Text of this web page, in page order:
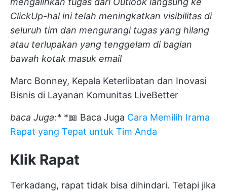
ClickUp-hal ini telah meningkatkan visibilitas di
seluruh tim dan mengurangi tugas yang hilang
atau terlupakan yang tenggelam di bagian
bawah kotak masuk email
Marc Bonney, Kepala Keterlibatan dan Inovasi
Bisnis di Layanan Komunitas LiveBetter
baca Juga:* *📖 Baca Juga Cara Memilih Irama
Rapat yang Tepat untuk Tim Anda
Klik Rapat
Terkadang, rapat tidak bisa dihindari. Tetapi jika